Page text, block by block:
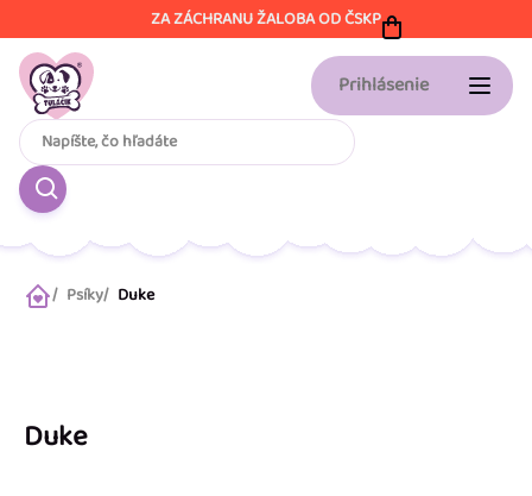
na
obsah
ZA ZÁCHRANU ŽALOBA OD ČSKP
Prihlásenie
DomovPsíky Duke
Duke